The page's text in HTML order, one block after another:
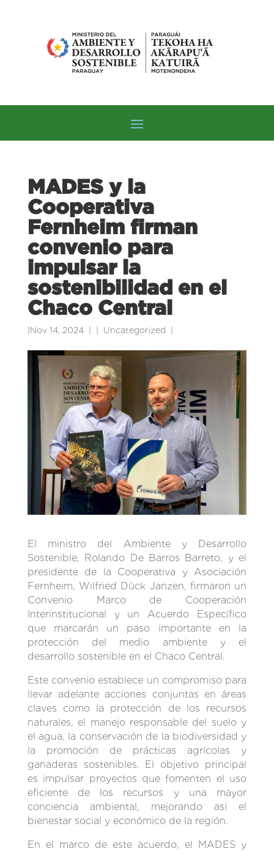
MADES y la
Cooperativa
Fernheim firman
convenio para
impulsar la
sostenibilidad en el
Chaco Central
Nov 14, 2024 Uncategorized
El ministro del Ambiente y Desarrollo
Sostenible, Rolando De Barros Barreto, y el
presidente de la Cooperativa y Asociación
Fernheim, Wilfried Dück Janzen, firmaron un
Convenio Marco de Cooperación
Interinstitucional y un Acuerdo Específico
que marcarán un paso importante en la
protección del medio ambiente y el
desarrollo sostenible en el Chaco Central.
Este convenio establece un compromiso para
llevar adelante acciones conjuntas en áreas
claves como la protección de los recursos
naturales, el manejo responsable del suelo y
el agua, la conservación de la biodiversidad y
la promoción de prácticas agrícolas y
ganaderas sostenibles. El objetivo principal
es impulsar proyectos que fomenten el uso
eficiente de los recursos y una mayor
conciencia ambiental, mejorando así el
bienestar social y económico de la región.
En el marco de este acuerdo, el MADES y